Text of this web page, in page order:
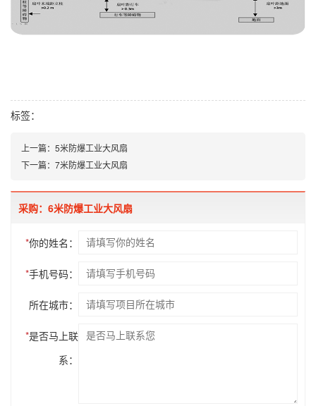
标签：
上一篇： 5米防爆工业大风扇
下一篇： 7米防爆工业大风扇
采购：6米防爆工业大风扇
*你的姓名：
*手机号码：
所在城市：
*是否马上联
系：